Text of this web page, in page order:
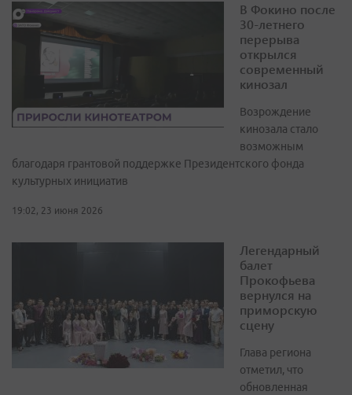
В Фокино после
30-летнего
перерыва
открылся
современный
кинозал
Возрождение
кинозала стало
возможным
благодаря грантовой поддержке Президентского фонда
культурных инициатив
19:02, 23 июня 2026
Легендарный
балет
Прокофьева
вернулся на
приморскую
сцену
Глава региона
отметил, что
обновленная